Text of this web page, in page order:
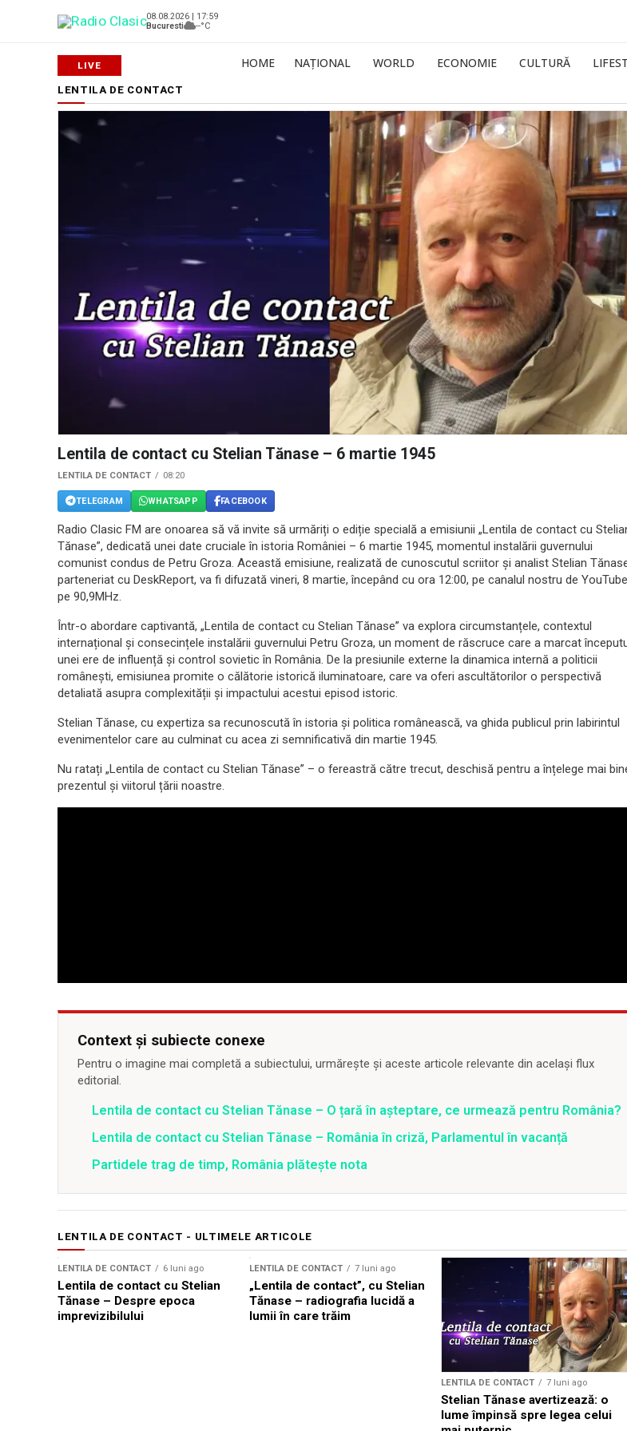
08.08.2026 | 17:59
Bucuresti
--°C
HOME NAȚIONAL WORLD ECONOMIE CULTURĂ
LENTILA DE CONTACT
Lentila de contact cu Stelian Tănase – 6 martie 1945
LENTILA DE CONTACT 08:20
TELEGRAM WHATSAPP FACEBOOK
Radio Clasic FM are onoarea să vă invite să urmăriți o ediție specială a emisiunii „Lentila de contact cu
Tănase”, dedicată unei date cruciale în istoria României – 6 martie 1945, momentul instalării guvernului
comunist condus de Petru Groza. Această emisiune, realizată de cunoscutul scriitor și analist Stelian
parteneriat cu DeskReport, va fi difuzată vineri, 8 martie, începând cu ora 12:00, pe canalul nostru de
pe 90,9MHz.
Într-o abordare captivantă, „Lentila de contact cu Stelian Tănase” va explora circumstanțele, contextul
internațional și consecințele instalării guvernului Petru Groza, un moment de răscruce care a marcat
unei ere de influență și control sovietic în România. De la presiunile externe la dinamica internă a politicii
românești, emisiunea promite o călătorie istorică iluminatoare, care va oferi ascultătorilor o perspectivă
detaliată asupra complexității și impactului acestui episod istoric.
Stelian Tănase, cu expertiza sa recunoscută în istoria și politica românească, va ghida publicul prin labirintul
evenimentelor care au culminat cu acea zi semnificativă din martie 1945.
Nu ratați „Lentila de contact cu Stelian Tănase” – o fereastră către trecut, deschisă pentru a înțelege mai
prezentul și viitorul țării noastre.
Context și subiecte conexe
Pentru o imagine mai completă a subiectului, urmărește și aceste articole relevante din același flux
editorial.
Lentila de contact cu Stelian Tănase – O țară în așteptare, ce urmează pentru România?
Lentila de contact cu Stelian Tănase – România în criză, Parlamentul în vacanță
Partidele trag de timp, România plătește nota
LENTILA DE CONTACT - ULTIMELE ARTICOLE
LENTILA DE CONTACT 6 luni ago
Lentila de contact cu Stelian
Tănase – Despre epoca
imprevizibilului
LENTILA DE CONTACT 7 luni ago
„Lentila de contact”, cu Stelian
Tănase – radiografia lucidă a
lumii în care trăim
LENTILA DE CONTACT 7 luni ago
Stelian Tănase avertizează: o
lume împinsă spre legea celui